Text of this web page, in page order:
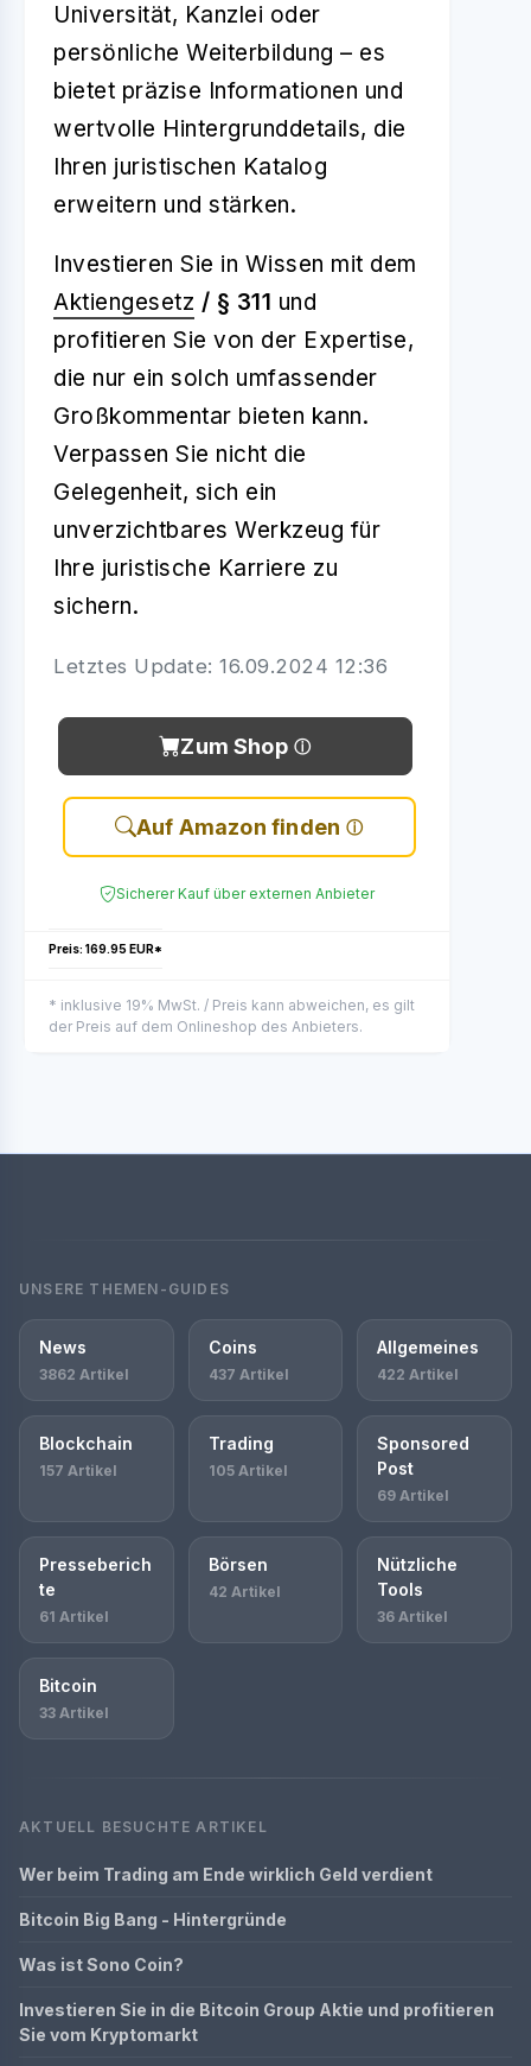
Universität, Kanzlei oder
persönliche Weiterbildung – es
bietet präzise Informationen und
wertvolle Hintergrunddetails, die
Ihren juristischen Katalog
erweitern und stärken.
Investieren Sie in Wissen mit dem
Aktiengesetz / § 311 und
profitieren Sie von der Expertise,
die nur ein solch umfassender
Großkommentar bieten kann.
Verpassen Sie nicht die
Gelegenheit, sich ein
unverzichtbares Werkzeug für
Ihre juristische Karriere zu
sichern.
Letztes Update: 16.09.2024 12:36
Zum Shop
Auf Amazon finden
Sicherer Kauf über externen Anbieter
Preis: 169.95 EUR*
* inklusive 19% MwSt. / Preis kann abweichen, es gilt
der Preis auf dem Onlineshop des Anbieters.
UNSERE THEMEN-GUIDES
News
3862 Artikel
Coins
437 Artikel
Allgemeines
422 Artikel
Blockchain
157 Artikel
Trading
105 Artikel
Sponsored
Post
69 Artikel
Presseberich
te
61 Artikel
Börsen
42 Artikel
Nützliche
Tools
36 Artikel
Bitcoin
33 Artikel
AKTUELL BESUCHTE ARTIKEL
Wer beim Trading am Ende wirklich Geld verdient
Bitcoin Big Bang - Hintergründe
Was ist Sono Coin?
Investieren Sie in die Bitcoin Group Aktie und profitieren
Sie vom Kryptomarkt